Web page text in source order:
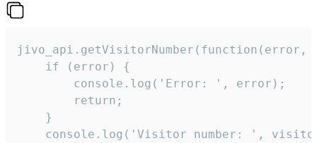
jivo_api.getVisitorNumber(function(error,
    if (error) {
        console.log('Error: ', error);
        return;
    }
console.log('Visitor number: ',